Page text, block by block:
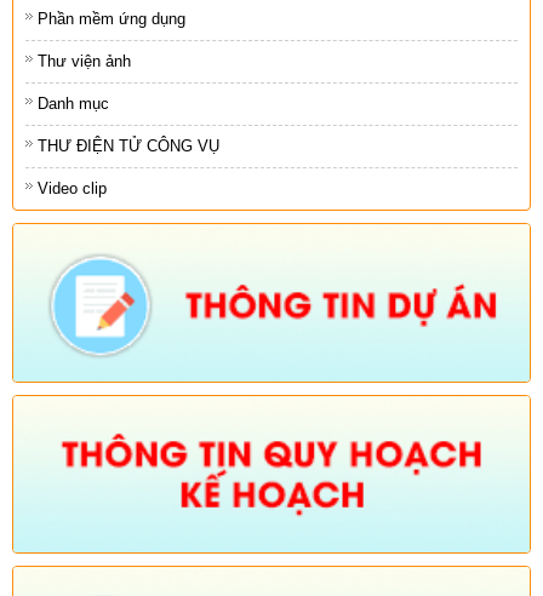
Phần mềm ứng dụng
Thư viện ảnh
Danh mục
THƯ ĐIỆN TỬ CÔNG VỤ
Video clip